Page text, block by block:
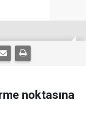
noktasına